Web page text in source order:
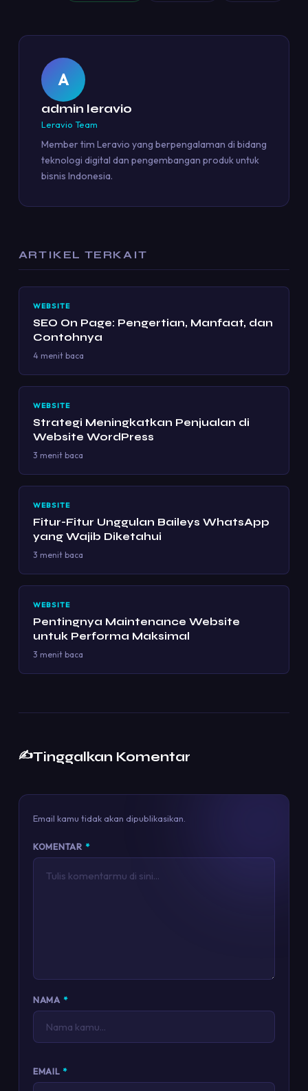
A
admin leravio
Leravio Team
Member tim Leravio yang berpengalaman di bidang
teknologi digital dan pengembangan produk untuk
bisnis Indonesia.
ARTIKEL TERKAIT
WEBSITE
SEO On Page: Pengertian, Manfaat, dan
Contohnya
4 menit baca
WEBSITE
Strategi Meningkatkan Penjualan di
Website WordPress
3 menit baca
WEBSITE
Fitur-Fitur Unggulan Baileys WhatsApp
yang Wajib Diketahui
3 menit baca
WEBSITE
Pentingnya Maintenance Website
untuk Performa Maksimal
3 menit baca
✍️Tinggalkan Komentar
Email kamu tidak akan dipublikasikan.
KOMENTAR *
NAMA *
EMAIL *